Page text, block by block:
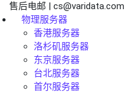
售后电邮 | cs@varidata.com
物理服务器
香港服务器
洛杉矶服务器
东京服务器
台北服务器
首尔服务器